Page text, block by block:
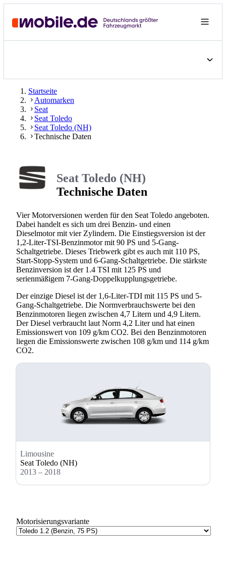
Startseite
Automarken
Seat
Seat Toledo
Seat Toledo (NH)
Technische Daten
Seat Toledo (NH)
Technische Daten
Vier Motorversionen werden für den Seat Toledo angeboten.
Dabei handelt es sich um drei Benzin- und einen
Dieselmotor mit vier Zylindern. Die Einstiegsversion ist der
1,2-Liter-TSI-Benzinmotor mit 90 PS und 5-Gang-
Schaltgetriebe. Dieses Triebwerk gibt es auch mit 110 PS,
Start-Stopp-System und 6-Gang-Schaltgetriebe. Die stärkste
Benzinversion ist der 1.4 TSI mit 125 PS und
serienmäßigem 7-Gang-Doppelkupplungsgetriebe.
Der einzige Diesel ist der 1,6-Liter-TDI mit 115 PS und 5-
Gang-Schaltgetriebe. Die Normverbrauchswerte bei den
Benzinmotoren liegen zwischen 4,7 Litern und 4,9 Litern.
Der Diesel verbraucht laut Norm 4,2 Liter und hat einen
Emissionswert von 109 g/km CO2. Bei den Benzinmotoren
liegen die Emissionswerte zwischen 108 g/km und 114 g/km
CO2.
Limousine
Seat Toledo (NH)
2013 – 2018
Motorisierungsvariante